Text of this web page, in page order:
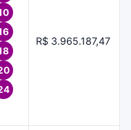
R$ 3.965.187,47